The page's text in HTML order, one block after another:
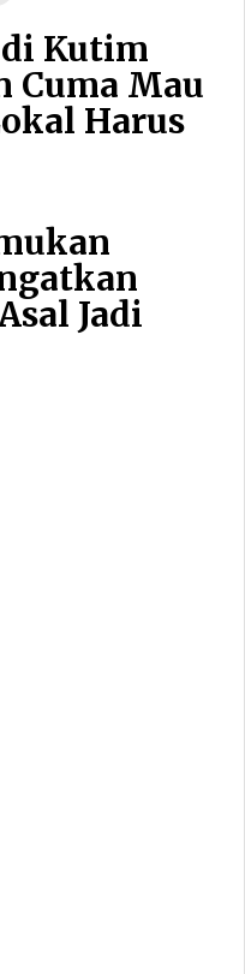
Kutim
Cuma Mau
Harus
Jadi